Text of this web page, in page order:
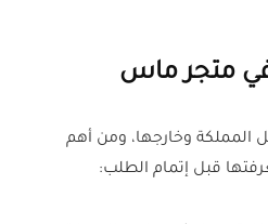
متجر ماس
المملكة وخارجها، ومن أهم
قبل إتمام الطلب: